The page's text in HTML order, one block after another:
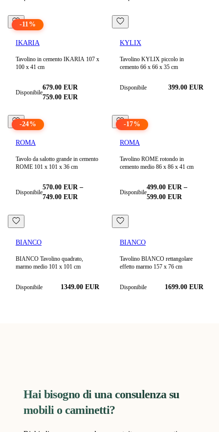
-11%
IKARIA
Tavolino in cemento IKARIA 107 x
100 x 41 cm
Disponibile
679.00 EUR
759.00 EUR
KYLIX
Tavolino KYLIX piccolo in
cemento 66 x 66 x 35 cm
Disponibile 399.00 EUR
-24%
ROMA
Tavolo da salotto grande in cemento
ROME 101 x 101 x 36 cm
Disponibile
570.00 EUR –
749.00 EUR
-17%
ROMA
Tavolino ROME rotondo in
cemento medio 86 x 86 x 41 cm
Disponibile
499.00 EUR –
599.00 EUR
BIANCO
BIANCO Tavolino quadrato,
marmo medio 101 x 101 cm
Disponibile 1349.00 EUR
BIANCO
Tavolino BIANCO rettangolare
effetto marmo 157 x 76 cm
Disponibile 1699.00 EUR
Hai bisogno di una consulenza su
mobili o caminetti?